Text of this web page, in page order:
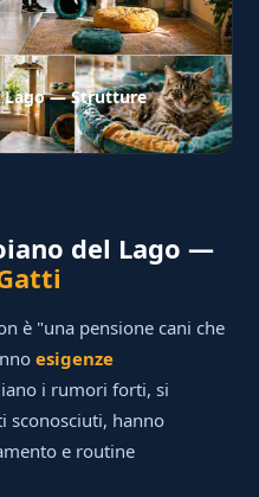
Lago — Strutture
del Lago —
è "una pensione cani che
esigenze
i rumori forti, si
sconosciuti, hanno
e routine